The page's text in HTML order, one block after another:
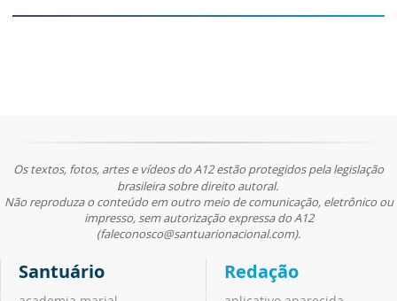
Os textos, fotos, artes e vídeos do A12 estão protegidos pela legislação
brasileira sobre direito autoral.
Não reproduza o conteúdo em outro meio de comunicação, eletrônico ou
impresso, sem autorização expressa do A12
(faleconosco@santuarionacional.com).
Santuário Redação